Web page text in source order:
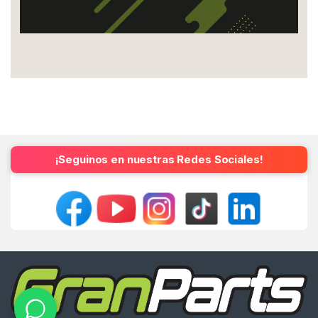
¡Seguinos en nuestras Redes Sociales!